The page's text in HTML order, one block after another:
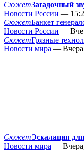
СюжетЗагадочный
Новости России —
СюжетБанкет
Новости России —
СюжетГрязные
Новости мира —
СюжетЭскалация
Новости мира —